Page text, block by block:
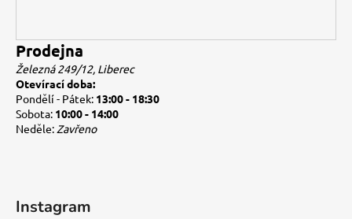
Prodejna
Železná 249/12, Liberec
Otevírací doba:
Pondělí - Pátek: 13:00 - 18:30
Sobota: 10:00 - 14:00
Neděle: Zavřeno
Instagram